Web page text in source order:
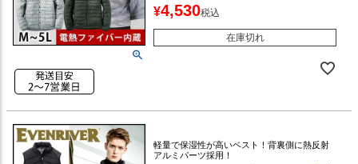
¥4,530税込
在庫切れ
軽量で保湿性が高いベスト！背裏側に熱反射
アルミパーツ採用！